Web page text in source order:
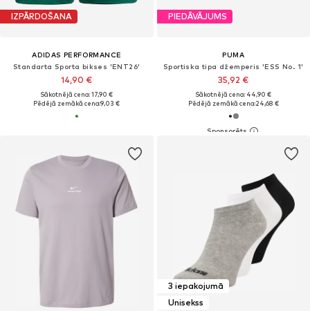
IZPĀRDOŠANA
ADIDAS PERFORMANCE
Standarta Sporta bikses 'ENT26'
14,90 €
Sākotnējā cena: 17,90 €
Pēdējā zemākā cena:9,03 €
PIEDĀVĀJUMS
PUMA
Sportiska tipa džemperis 'ESS No. 1'
35,92 €
Sākotnējā cena: 44,90 €
Pēdējā zemākā cena:24,68 €
3 iepakojumā
Unisekss